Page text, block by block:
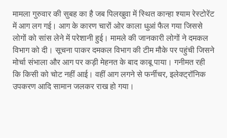
मामला गुरुवार की सुबह का है जब पिलखुवा में स्थित कान्हा श्याम रेस्टोरेंट
में आग लग गई। आग के कारण चारों ओर काला धुआं फैल गया जिससे
लोगों को सांस लेने में परेशानी हुई। मामले की जानकारी लोगों ने दमकल
विभाग को दी। सूचना पाकर दमकल विभाग की टीम मौके पर पहुंची जिसने
मोर्चा संभाला और आग पर कड़ी मेहनत के बाद काबू पाया। गनीमत रही
कि किसी को चोट नहीं आई। वहीं आग लगने से फर्नीचर, इलेक्ट्रॉनिक
उपकरण आदि सामान जलकर राख हो गया।